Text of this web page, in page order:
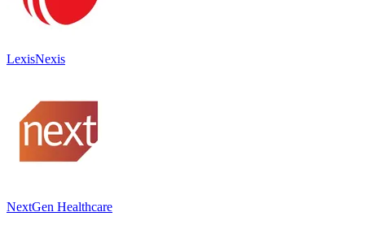
LexisNexis
NextGen Healthcare